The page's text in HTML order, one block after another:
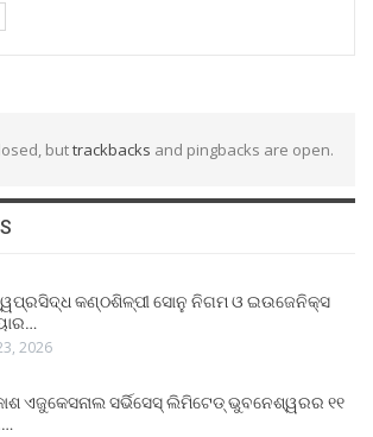
buttrackbacks and pingbacks are open.
କଣ୍ଠଶିଳ୍ପୀ ସୋନୁ ନିଗମ ଓ ଇଉଜେନିକ୍ସ
2026
ଏଜୁକେସନାଲ ସର୍ଭିସେସ୍ ଲିମିଟେଡ୍ ଭୁବନେଶ୍ୱରର ୧୧